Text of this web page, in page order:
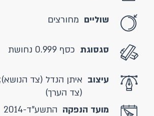
שוליים מחורצים
סגסוגת כסף 0.999 נחושת
עיצוב איתן הנדל (צד
(צד הערך)
מועד הנפקה התשע"ד-2014